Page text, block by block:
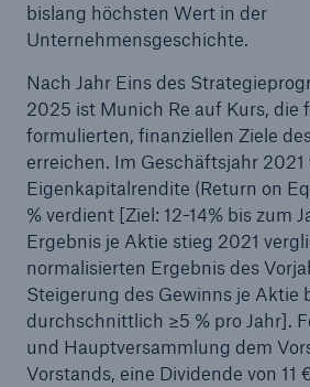
bislang höchsten Wert in der
Unternehmensgeschichte.
Nach Jahr Eins des
2025 ist Munich Re auf Kurs, die
formulierten, finanziellen Ziele
erreichen. Im Geschäftsjahr 2021
Eigenkapitalrendite (Return on
% verdient [Ziel: 12-14% bis zum
Ergebnis je Aktie stieg 2021
normalisierten Ergebnis des
Steigerung des Gewinns je Aktie
durchschnittlich ≥5 % pro Jahr].
und Hauptversammlung dem
Vorstands, eine Dividende von 11
Cyber
Internetkriminalität
600 bn
US Dollar im Jahr 2018